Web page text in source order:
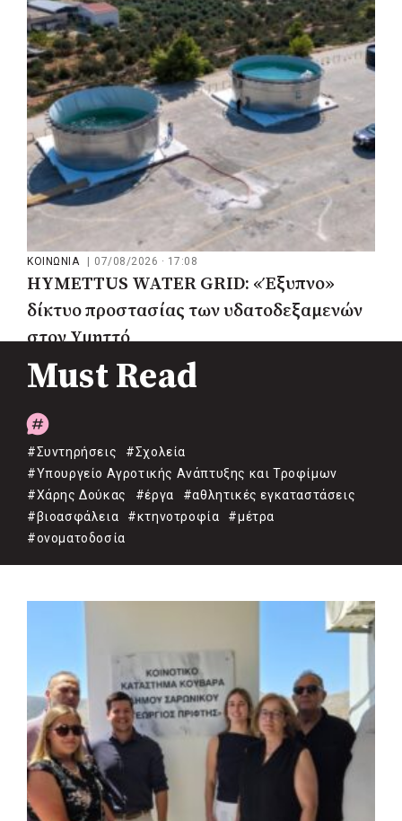
μου να κατέβει ο Μπακογιάννης»
ΚΟΙΝΩΝΙΑ | 07/08/2026 · 17:08
HYMETTUS WATER GRID: «Έξυπνο»
δίκτυο προστασίας των υδατοδεξαμενών
στον Υμηττό
Must Read
#Συντηρήσεις
#Σχολεία
#Υπουργείο Αγροτικής Ανάπτυξης και Τροφίμων
#Χάρης Δούκας
#έργα
#αθλητικές εγκαταστάσεις
#βιοασφάλεια
#κτηνοτροφία
#μέτρα
#ονοματοδοσία